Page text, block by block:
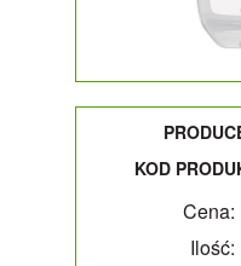
KOD
Cena:
Ilość: